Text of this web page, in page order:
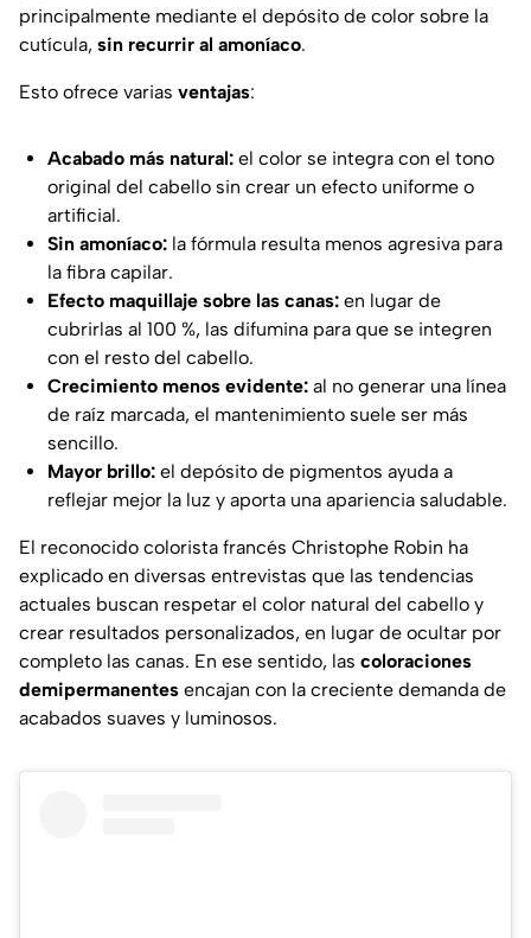
principalmente mediante el depósito de color sobre la
cutícula, sin recurrir al amoníaco.
Esto ofrece varias ventajas:
Acabado más natural: el color se integra con el tono
original del cabello sin crear un efecto uniforme o
artificial.
Sin amoníaco: la fórmula resulta menos agresiva para
la fibra capilar.
Efecto maquillaje sobre las canas: en lugar de
cubrirlas al 100 %, las difumina para que se integren
con el resto del cabello.
Crecimiento menos evidente: al no generar una línea
de raíz marcada, el mantenimiento suele ser más
sencillo.
Mayor brillo: el depósito de pigmentos ayuda a
reflejar mejor la luz y aporta una apariencia saludable.
El reconocido colorista francés Christophe Robin ha
explicado en diversas entrevistas que las tendencias
actuales buscan respetar el color natural del cabello y
crear resultados personalizados, en lugar de ocultar por
completo las canas. En ese sentido, las coloraciones
demipermanentes encajan con la creciente demanda de
acabados suaves y luminosos.